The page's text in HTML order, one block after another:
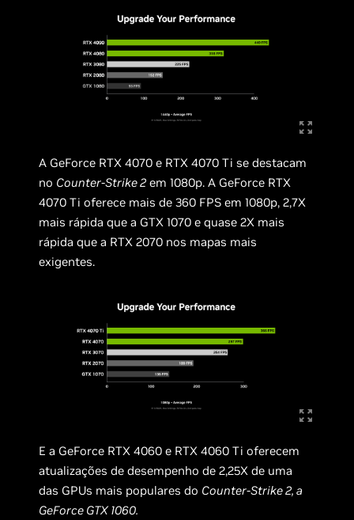
A GeForce RTX 4070 e RTX 4070 Ti se destacam
no Counter-Strike 2 em 1080p. A GeForce RTX
4070 Ti oferece mais de 360 ​​FPS em 1080p, 2,7X
mais rápida que a GTX 1070 e quase 2X mais
rápida que a RTX 2070 nos mapas mais
exigentes.
E a GeForce RTX 4060 e RTX 4060 Ti oferecem
atualizações de desempenho de 2,25X de uma
das GPUs mais populares do Counter-Strike 2, a
GeForce GTX 1060.